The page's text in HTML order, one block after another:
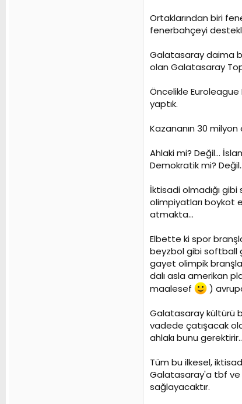
Ortaklarından biri
fenerbahçeyi
Galatasaray daima
olan Galatasaray
Öncelikle Euroleague
yaptık.
Kazananın 30 milyon
Ahlaki mi? Değil...
Demokratik mi?
İktisadi olmadığı
olimpiyatları boykot
atmakta...
Elbette ki spor
beyzbol gibi softball
gayet olimpik
dalı asla amerikan
maalesef
)
Galatasaray kültürü
vadede çatışacak
ahlakı bunu
Tüm bu ilkesel,
Galatasaray'a tbf ve
sağlayacaktır.